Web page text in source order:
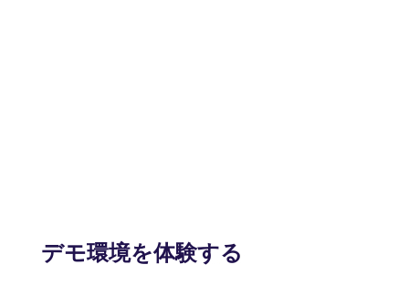
デモ環境を体験する